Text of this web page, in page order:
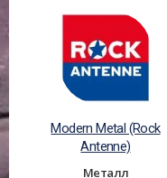
Modern Metal (Rock
Antenne)
Металл